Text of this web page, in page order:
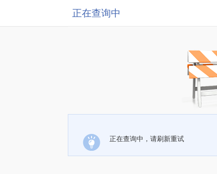
正在查询中
正在查询中，请刷新重试